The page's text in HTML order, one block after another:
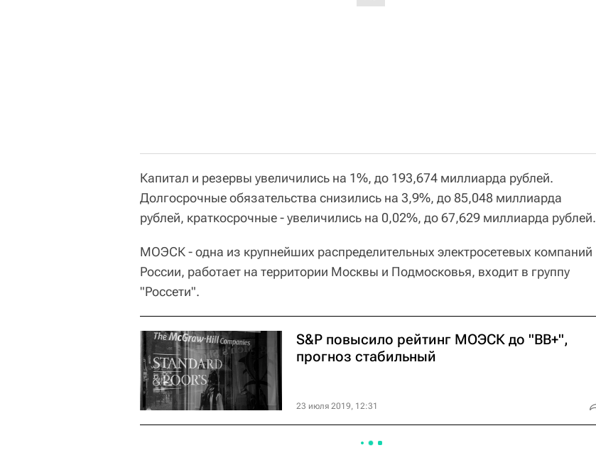
Капитал и резервы увеличились на 1%, до 193,674 миллиарда рублей.
Долгосрочные обязательства снизились на 3,9%, до 85,048 миллиарда
рублей, краткосрочные - увеличились на 0,02%, до 67,629 миллиарда рублей.
МОЭСК - одна из крупнейших распределительных электросетевых компаний
России, работает на территории Москвы и Подмосковья, входит в группу
"Россети".
S&P повысило рейтинг МОЭСК до "BB+",
прогноз стабильный
23 июля 2019, 12:31